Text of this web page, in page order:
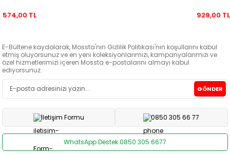
574,00 TL 929,00 TL
E-Bültene kaydolarak, Mossta'nın Gizlilik Politikası'nın koşullarını kabul
etmiş oluyorsunuz ve en yeni koleksiyonlarımızı, kampanyalarımızı ve
özel hizmetlerimizi içeren Mossta e-postalarını almayı kabul
ediyorsunuz.
GÖNDER
İletişim Formu 0850 305 66 77
WhatsApp Destek 0850 305 6677